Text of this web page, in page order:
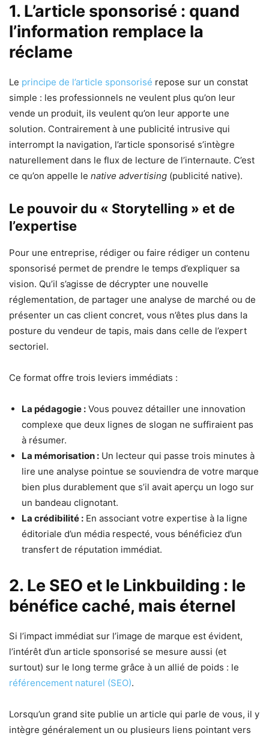
1. L’article sponsorisé : quand
l’information remplace la
réclame
Le principe de l’article sponsorisé repose sur un constat
simple : les professionnels ne veulent plus qu’on leur
vende un produit, ils veulent qu’on leur apporte une
solution. Contrairement à une publicité intrusive qui
interrompt la navigation, l’article sponsorisé s’intègre
naturellement dans le flux de lecture de l’internaute. C’est
ce qu’on appelle le native advertising (publicité native).
Le pouvoir du « Storytelling » et de
l’expertise
Pour une entreprise, rédiger ou faire rédiger un contenu
sponsorisé permet de prendre le temps d’expliquer sa
vision. Qu’il s’agisse de décrypter une nouvelle
réglementation, de partager une analyse de marché ou de
présenter un cas client concret, vous n’êtes plus dans la
posture du vendeur de tapis, mais dans celle de l’expert
sectoriel.
Ce format offre trois leviers immédiats :
La pédagogie : Vous pouvez détailler une innovation
complexe que deux lignes de slogan ne suffiraient pas
à résumer.
La mémorisation : Un lecteur qui passe trois minutes à
lire une analyse pointue se souviendra de votre marque
bien plus durablement que s’il avait aperçu un logo sur
un bandeau clignotant.
La crédibilité : En associant votre expertise à la ligne
éditoriale d’un média respecté, vous bénéficiez d’un
transfert de réputation immédiat.
2. Le SEO et le Linkbuilding : le
bénéfice caché, mais éternel
Si l’impact immédiat sur l’image de marque est évident,
l’intérêt d’un article sponsorisé se mesure aussi (et
surtout) sur le long terme grâce à un allié de poids : le
référencement naturel (SEO).
Lorsqu’un grand site publie un article qui parle de vous, il y
intègre généralement un ou plusieurs liens pointant vers